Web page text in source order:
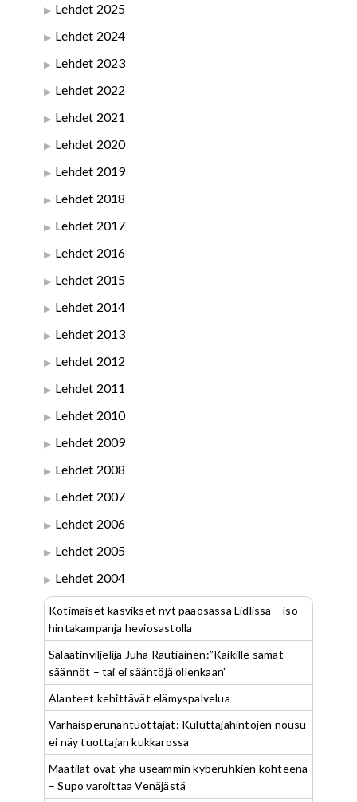
Lehdet 2025
Lehdet 2024
Lehdet 2023
Lehdet 2022
Lehdet 2021
Lehdet 2020
Lehdet 2019
Lehdet 2018
Lehdet 2017
Lehdet 2016
Lehdet 2015
Lehdet 2014
Lehdet 2013
Lehdet 2012
Lehdet 2011
Lehdet 2010
Lehdet 2009
Lehdet 2008
Lehdet 2007
Lehdet 2006
Lehdet 2005
Lehdet 2004
Kotimaiset kasvikset nyt pääosassa Lidlissä – iso
hintakampanja heviosastolla
Salaatinviljelijä Juha Rautiainen:”Kaikille samat
säännöt – tai ei sääntöjä ollenkaan”
Alanteet kehittävät elämyspalvelua
Varhaisperunantuottajat: Kuluttajahintojen nousu
ei näy tuottajan kukkarossa
Maatilat ovat yhä useammin kyberuhkien kohteena
– Supo varoittaa Venäjästä